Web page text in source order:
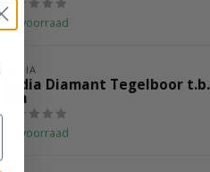
Op voorraad
RODIA
Rodia Diamant Tegelboor
mm
Op voorraad